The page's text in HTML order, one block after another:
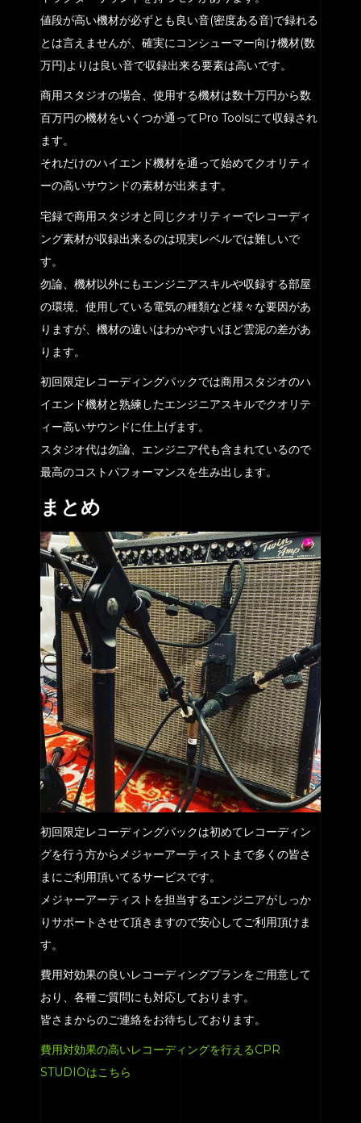
値段が高い機材が必ずとも良い音(密度ある音)で録れる
とは言えませんが、確実にコンシューマー向け機材(数
万円)よりは良い音で収録出来る要素は高いです。
商用スタジオの場合、使用する機材は数十万円から数
百万円の機材をいくつか通ってPro Toolsにて収録され
ます。
それだけのハイエンド機材を通って始めてクオリティ
ーの高いサウンドの素材が出来ます。
宅録で商用スタジオと同じクオリティーでレコーディ
ング素材が収録出来るのは現実レベルでは難しいで
す。
勿論、機材以外にもエンジニアスキルや収録する部屋
の環境、使用している電気の種類など様々な要因があ
りますが、機材の違いはわかやすいほど雲泥の差があ
ります。
初回限定レコーディングパックでは商用スタジオのハ
イエンド機材と熟練したエンジニアスキルでクオリテ
ィー高いサウンドに仕上げます。
スタジオ代は勿論、エンジニア代も含まれているので
最高のコストパフォーマンスを生み出します。
まとめ
初回限定レコーディングパックは初めてレコーディン
グを行う方からメジャーアーティストまで多くの皆さ
まにご利用頂いてるサービスです。
メジャーアーティストを担当するエンジニアがしっか
りサポートさせて頂きますので安心してご利用頂けま
す。
費用対効果の良いレコーディングプランをご用意して
おり、各種ご質問にも対応しております。
皆さまからのご連絡をお待ちしております。
費用対効果の高いレコーディングを行えるCPR
STUDIOはこちら